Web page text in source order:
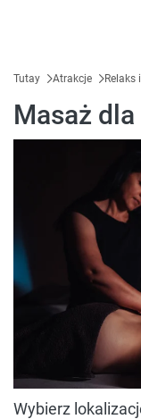
Tutay Atrakcje Relaks
Masaż
Wybierz